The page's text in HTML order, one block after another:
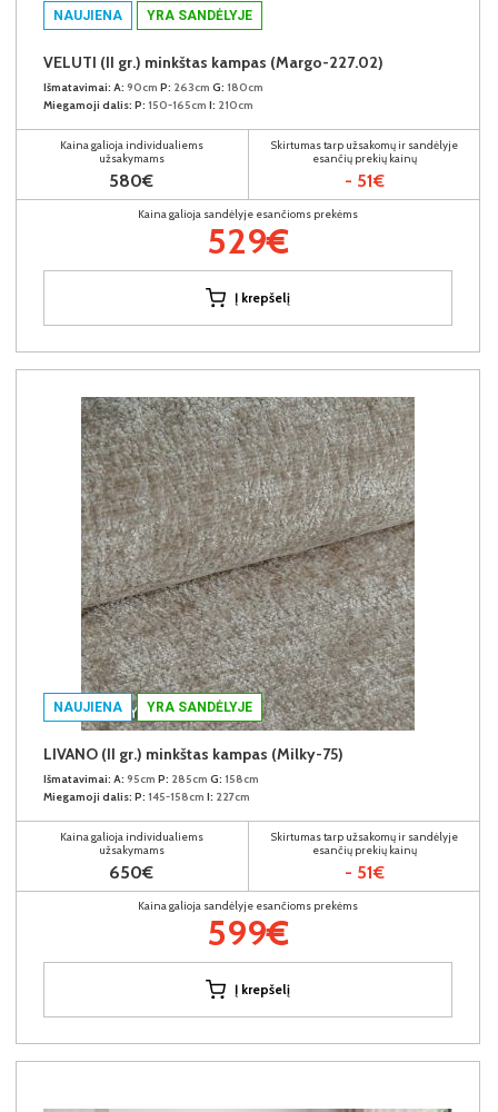
NAUJIENA YRA SANDĖLYJE
VELUTI (II gr.) minkštas kampas (Margo-227.02)
Išmatavimai: A: 90cm P: 263cm G: 180cm
Miegamoji dalis: P: 150-165cm I: 210cm
Kaina galioja individualiems
užsakymams
580€
Skirtumas tarp užsakomų ir sandėlyje
esančių prekių kainų
- 51€
Kaina galioja sandėlyje esančioms prekėms
529€
Į krepšelį
NAUJIENA YRA SANDĖLYJE
LIVANO (II gr.) minkštas kampas (Milky-75)
Išmatavimai: A: 95cm P: 285cm G: 158cm
Miegamoji dalis: P: 145-158cm I: 227cm
Kaina galioja individualiems
užsakymams
650€
Skirtumas tarp užsakomų ir sandėlyje
esančių prekių kainų
- 51€
Kaina galioja sandėlyje esančioms prekėms
599€
Į krepšelį